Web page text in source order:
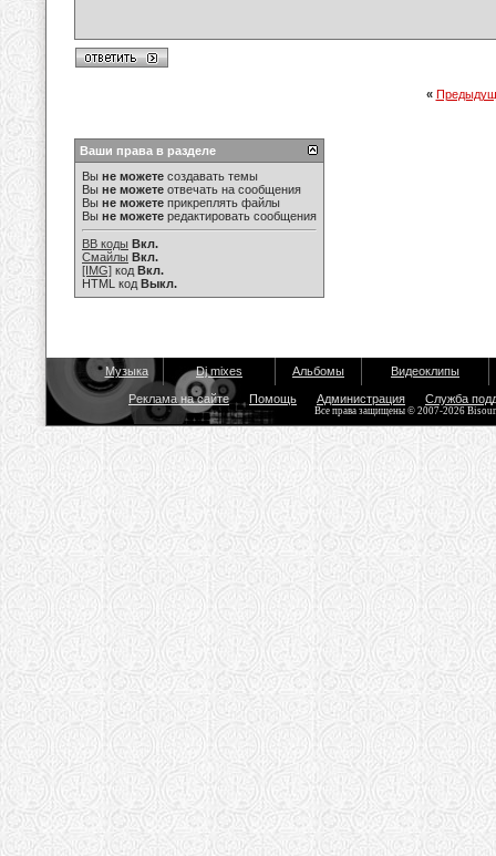
«
Ваши права в разделе
Вы не можете создавать темы
Вы не можете отвечать на сообщения
Вы не можете прикреплять файлы
Вы не можете редактировать сообщения
BB коды Вкл.
Смайлы Вкл.
[IMG] код Вкл.
HTML код Выкл.
Музыка Dj mixes Альбомы Видеоклипы
Реклама на сайте Помощь Администрация Служба
Все права защищены © 2007-2026